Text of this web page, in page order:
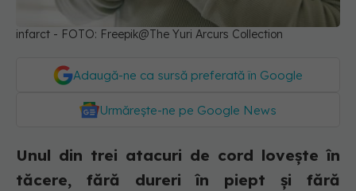
infarct - FOTO: Freepik@The Yuri Arcurs Collection
Adaugă-ne ca sursă preferată în Google
Urmărește-ne pe Google News
Unul din trei atacuri de cord lovește în
tăcere, fără dureri în piept și fără